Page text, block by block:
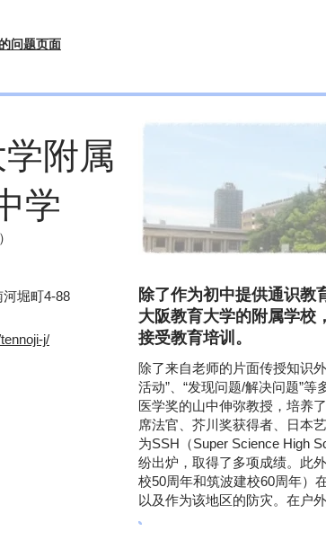
问题页面
附属
学
堀町4-88
除了作为初中提供通识教
大阪教育大学的附属学校
接受教育培训。
除了来自老师的片面传授知识
活动”、“发现问题/解决问题”
医学奖的山中伸弥教授，培养
席法官、芥川奖获得者、日本
为SSH（Super Science High
纷出炉，取得了多项成绩。此
校50周年和筑波建校60周年）
以及作为该地区的防灾。在户
j/